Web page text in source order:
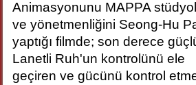
Animasyonunu MAPPA
ve yönetmenliğini Seong-Hu
yaptığı filmde; son derece
Lanetli Ruh'un kontrolünü ele
geçiren ve gücünü kontrol